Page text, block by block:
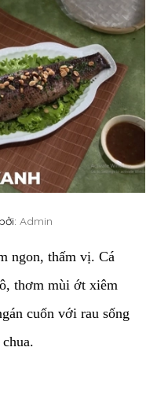
Admin
ngon, thấm vị. Cá
thơm mùi ớt xiêm
cuốn với rau sống